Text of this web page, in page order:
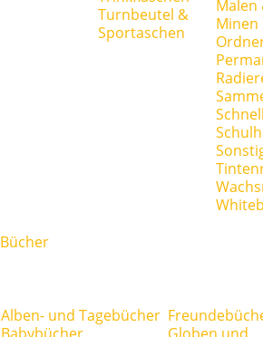
Turnbeutel &
Sportaschen
Malen
Minen
Bücher
Alben- und Tagebücher